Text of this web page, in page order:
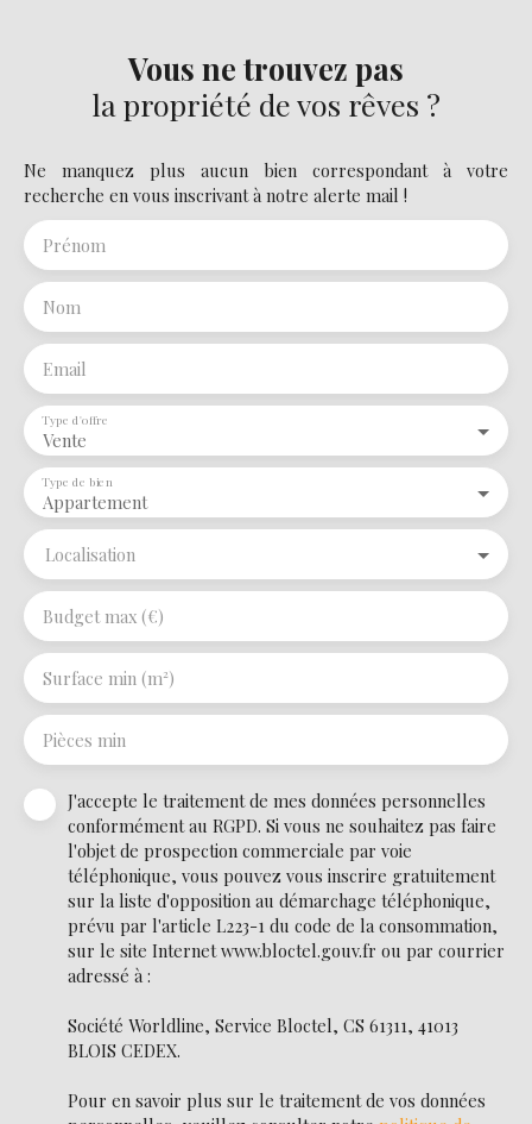
Vous ne trouvez pas
la propriété de vos rêves ?
Ne manquez plus aucun bien correspondant à votre
recherche en vous inscrivant à notre alerte mail !
Prénom
Nom
Email
Vente
Type d'offre
Appartement
Type de bien
Localisation
Budget max (€)
Surface min (m²)
Pièces min
J'accepte le traitement de mes données personnelles
conformément au RGPD. Si vous ne souhaitez pas faire
l'objet de prospection commerciale par voie
téléphonique, vous pouvez vous inscrire gratuitement
sur la liste d'opposition au démarchage téléphonique,
prévu par l'article L223-1 du code de la consommation,
sur le site Internet www.bloctel.gouv.fr ou par courrier
adressé à :
Société Worldline, Service Bloctel, CS 61311, 41013
BLOIS CEDEX.
Pour en savoir plus sur le traitement de vos données